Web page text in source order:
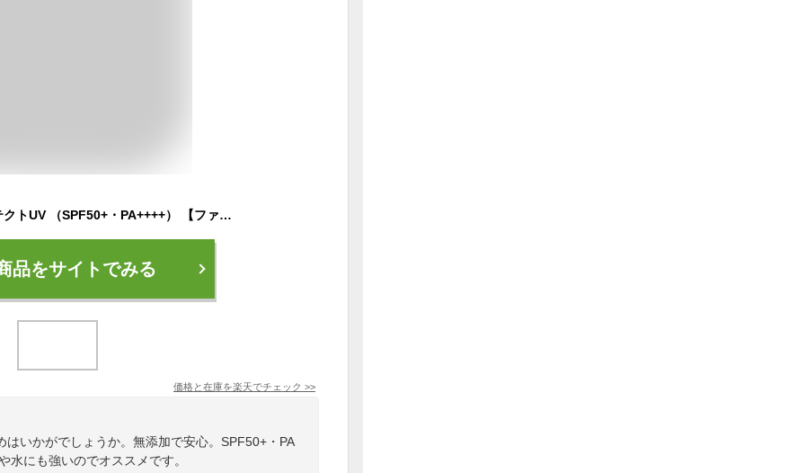
サンガード50+ プロテクトUV （SPF50+・PA++++） 【ファンケル 公式】[FANCL 日焼け止め 日焼けどめ uv 無添加 ウォータープルーフ 全身用 紫外線対策 化粧品 ボディ 乾燥 uvミルク メイク下地 化粧下地 下地 ノンケミカル]
品をサイトでみる
価格と在庫を楽天でチェック >>
いかがでしょうか。無添加で安心。SPF50+・PA
水にも強いのでオススメです。